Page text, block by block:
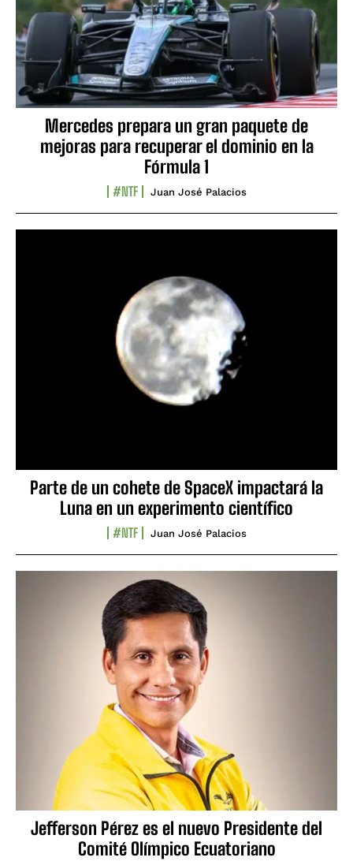
Mercedes prepara un gran paquete de
mejoras para recuperar el dominio en la
Fórmula 1
#NTF Juan José Palacios
Parte de un cohete de SpaceX impactará la
Luna en un experimento científico
#NTF Juan José Palacios
Jefferson Pérez es el nuevo Presidente del
Comité Olímpico Ecuatoriano